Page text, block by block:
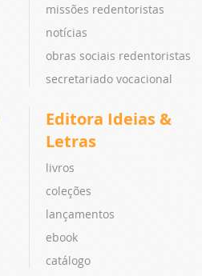
missões redentoristas
notícias
obras sociais redentoristas
secretariado vocacional
Editora Ideias &
Letras
livros
coleções
lançamentos
ebook
catálogo